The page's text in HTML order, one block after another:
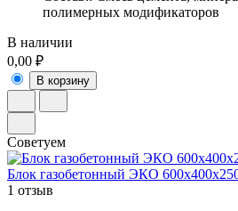
полимерных модификаторов
В наличии
0,00 ₽
В корзину
Советуем
Блок газобетонный ЭКО
1 отзыв